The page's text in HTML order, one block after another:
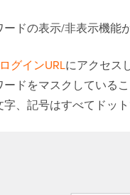
ドの表示/非表示機能
グインURLにアクセス
ードをマスクしている
、記号はすべてドット